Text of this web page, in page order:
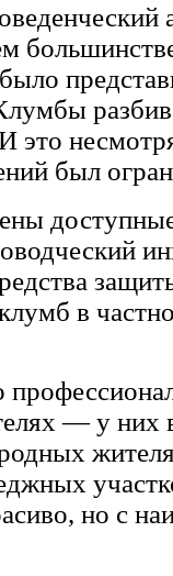
это
был
в
— у них
но с